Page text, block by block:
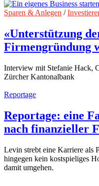
Sparen & Anlegen /
«Unterstützung
Firmengründung
Interview mit Stefanie Hack,
Zürcher Kantonalbank
Reportage
Reportage: eine
nach finanzieller
Levin strebt eine Karriere als
hingegen kein kostspieliges
damit umgehen.